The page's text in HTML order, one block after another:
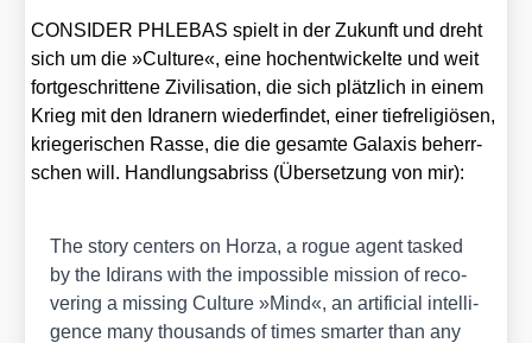
CONSIDER PHLEBAS spielt in der Zukunft und dreht
sich um die »Cul­tu­re«, eine hoch­ent­wi­ckel­te und weit
fort­ge­schrit­te­ne Zivi­li­sa­ti­on, die sich plätz­lich in einem
Krieg mit den Idra­nern wie­der­fin­det, einer tief­re­li­giö­sen,
krie­ge­ri­schen Ras­se, die die gesam­te Gala­xis beherr­
schen will. Hand­lungs­ab­riss (Über­set­zung von mir):
The sto­ry cen­ters on Hor­za, a rogue agent tas­ked
by the Idirans with the impos­si­ble mis­si­on of reco­
ve­ring a miss­ing Cul­tu­re »Mind«, an arti­fi­ci­al intel­li­
gence many thou­sands of times smar­ter than any